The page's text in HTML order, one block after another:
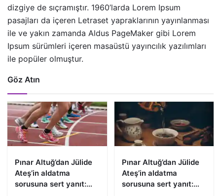
dizgiye de sıçramıştır. 1960’larda Lorem Ipsum
pasajları da içeren Letraset yapraklarının yayınlanması
ile ve yakın zamanda Aldus PageMaker gibi Lorem
Ipsum sürümleri içeren masaüstü yayıncılık yazılımları
ile popüler olmuştur.
Göz Atın
Pınar Altuğ’dan Jülide
Ateş’in aldatma
sorusuna sert yanıt:
Pınar Altuğ’dan Jülide
Ateş’in aldatma
sorusuna sert yanıt: